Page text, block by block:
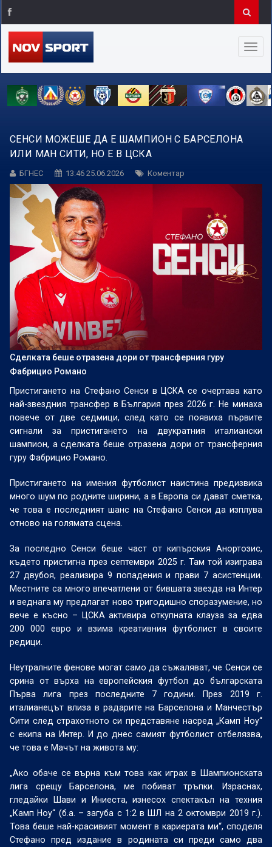
СЕНСИ МОЖЕШЕ ДА Е ШАМПИОН С БАРСЕЛОНА
ИЛИ МАН СИТИ, НО Е В ЦСКА
БГНЕС 13:46 25.06.2026 Коментар
Сделката беше отразена дори от трансферния гуру
Фабрицио Романо
Пристигането на Стефано Сенси в ЦСКА се очертава като
най-звездния трансфер в България през 2026 г. Не минаха
повече от две седмици, след като се появиха първите
сигнали за пристигането на двукратния италиански
шампион, а сделката беше отразена дори от трансферния
гуру Фабрицио Романо.
Пристигането на имения футболист наистина предизвика
много шум по родните ширини, а в Европа си дават сметка,
че това е последният шанс на Стефано Сенси да изплува
отново на голямата сцена.
За последно Сенси беше част от кипърския Анортозис,
където пристигна през септември 2025 г. Там той изиграва
27 двубоя, реализира 9 попадения и прави 7 асистенции.
Местните са много впечатлени от бившата звезда на Интер
и веднага му предлагат ново тригодишно споразумение, но
вече е късно – ЦСКА активира откупната клауза за едва
200 000 евро и взима креативния футболист в своите
редици.
Неутралните фенове могат само да съжаляват, че Сенси се
срина от върха на европейския футбол до българската
Първа лига през последните 7 години. През 2019 г.
италианецът влиза в радарите на Барселона и Манчестър
Сити след страхотното си представяне насред „Камп Ноу“
с екипа на Интер. И до днес самият футболист отбелязва,
че това е Мачът на живота му:
„Ако обаче се върна към това как играх в Шампионската
лига срещу Барселона, ме побиват тръпки. Израснах,
гледайки Шави и Иниеста, изнесох спектакъл на техния
„Камп Ноу“ (б.а. – загуба с 1:2 в ШЛ на 2 октомври 2019 г.).
Това беше най-красивият момент в кариерата ми“, споделя
Стефано пред издание в родината си преди само два